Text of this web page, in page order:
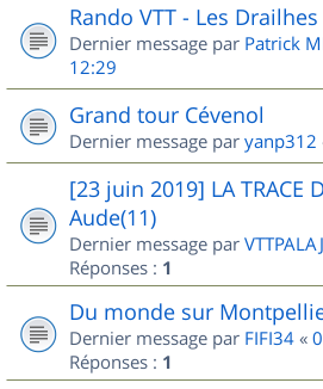
Rando VTT - Les
Dernier message par Patrick
12:29
Grand tour Cévenol
Dernier message par yanp312
[23 juin 2019] LA TRACE
Aude(11)
Dernier message par
Réponses : 1
Du monde sur
Dernier message par FIFI34 «
Réponses : 1